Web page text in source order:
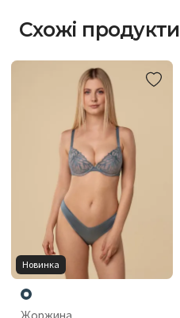
Схожі продукти
Новинка